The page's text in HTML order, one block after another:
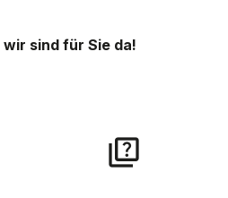
wir sind für Sie da!
quiz